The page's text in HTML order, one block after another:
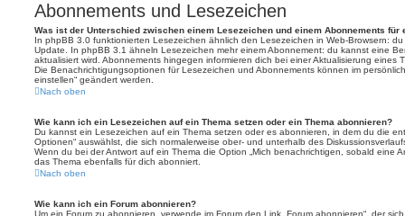
Abonnements und Lesezeichen
Was ist der Unterschied zwischen einem Lesezeichen und einem Abonnements für
In phpBB 3.0 funktionierten Lesezeichen ähnlich den Lesezeichen in Web-Browsern:
Update. In phpBB 3.1 ähneln Lesezeichen mehr einem Abonnement: du kannst eine
aktualisiert wird. Abonnements hingegen informieren dich bei einer Aktualisierung eines
Die Benachrichtigungsoptionen für Lesezeichen und Abonnements können im
einstellen“ geändert werden.
Nach oben
Wie kann ich ein Lesezeichen auf ein Thema setzen oder ein Thema abonnieren?
Du kannst ein Lesezeichen auf ein Thema setzen oder es abonnieren, in dem du die
Optionen“ auswählst, die sich normalerweise ober- und unterhalb des
Wenn du bei der Antwort auf ein Thema die Option „Mich benachrichtigen, sobald eine
das Thema ebenfalls für dich abonniert.
Nach oben
Wie kann ich ein Forum abonnieren?
Um ein Forum zu abonnieren, verwende im Forum den Link „Forum abonnieren“, der